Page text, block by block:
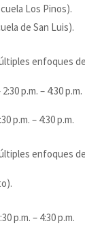
Los Pinos).
de San Luis).
enfoques
2:30 p.m. – 4:30 p.m.
p.m. – 4:30 p.m.
enfoques
p.m. – 4:30 p.m.